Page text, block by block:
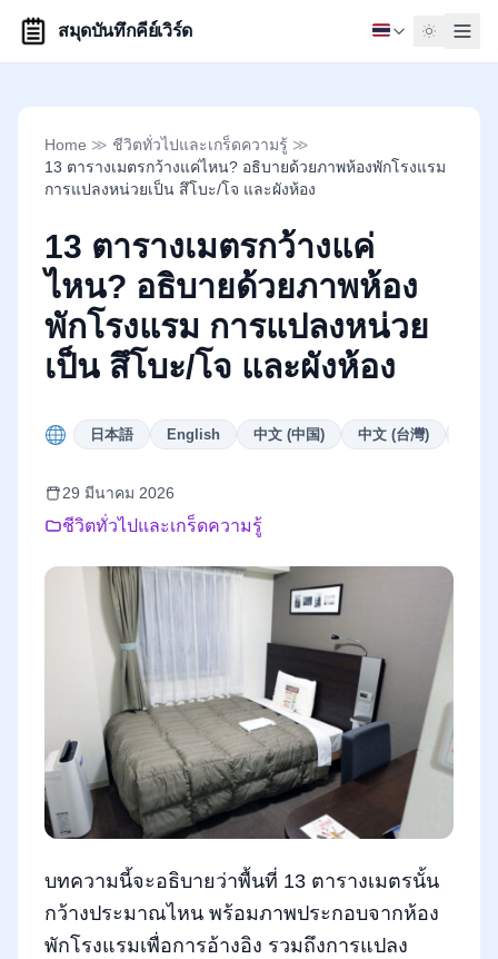
สมุดบันทึกคีย์เวิร์ด
Home ≫ ชีวิตทั่วไปและเกร็ดความรู้ ≫
13 ตารางเมตรกว้างแค่ไหน? อธิบายด้วยภาพห้องพักโรงแรม
การแปลงหน่วยเป็น สึโบะ/โจ และผังห้อง
13 ตารางเมตรกว้างแค่
ไหน? อธิบายด้วยภาพห้อง
พักโรงแรม การแปลงหน่วย
เป็น สึโบะ/โจ และผังห้อง
日本語 English 中文 (中国) 中文 (台灣)
29 มีนาคม 2026
ชีวิตทั่วไปและเกร็ดความรู้
บทความนี้จะอธิบายว่าพื้นที่ 13 ตารางเมตรนั้น
กว้างประมาณไหน พร้อมภาพประกอบจากห้อง
พักโรงแรมเพื่อการอ้างอิง รวมถึงการแปลง